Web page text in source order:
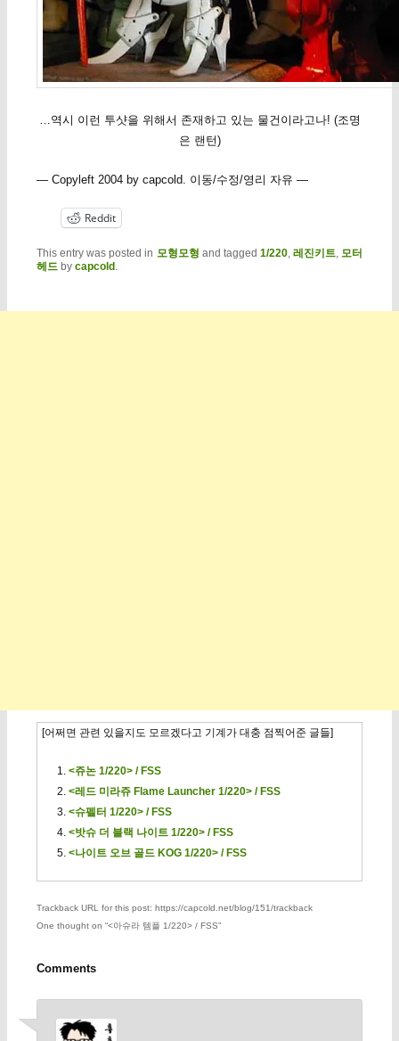
…역시 이런 투샷을 위해서 존재하고 있는 물건이라고나! (조명
은 랜턴)
— Copyleft 2004 by capcold. 이동/수정/영리 자유 —
Reddit
This entry was posted in 모형모형 and tagged1/220 ,레진키트
모터
헤드 by capcold.
[어쩌면 관련 있을지도 모르겠다고 기계가 대충 점찍어준 글들]
<쥬논 1/220> / FSS
<레드 미라쥬 Flame Launcher 1/220> / FSS
<슈펠터 1/220> / FSS
<밧슈 더 블랙 나이트 1/220> / FSS
<나이트 오브 골드 KOG 1/220> / FSS
Trackback URL for this post: https://capcold.net/blog/151/trackback
One thought on “<아슈라 템플 1/220> / FSS”
Comments